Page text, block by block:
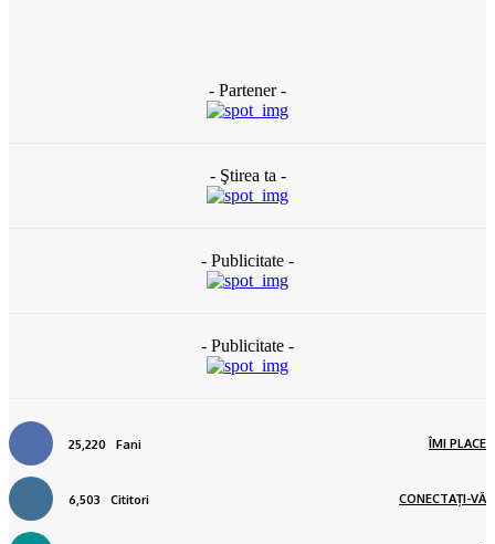
- Partener -
- Ştirea ta -
- Publicitate -
- Publicitate -
25,220 Fani ÎMI PLACE
6,503 Cititori CONECTAȚI-VĂ